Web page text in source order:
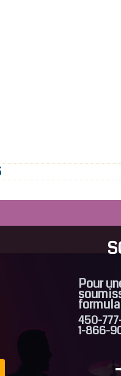
Pour
450-
1-866-